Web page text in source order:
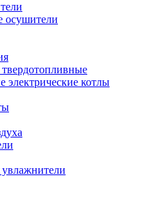
электрические котлы
увлажнители